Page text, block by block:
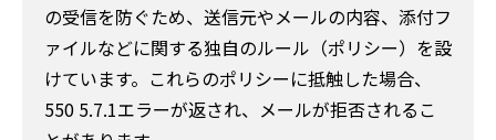
の受信を防ぐため、送信元やメールの内容、添付フ
ァイルなどに関する独自のルール（ポリシー）を設
けています。これらのポリシーに抵触した場合、
550 5.7.1エラーが返され、メールが拒否されるこ